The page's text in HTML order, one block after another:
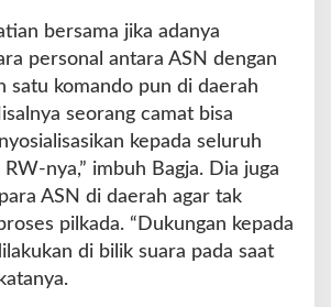
S
l
a
t
a
n
bersama jika adanya
personal antara ASN dengan
satu komando pun di daerah
seorang camat bisa
kepada seluruh
nya,” imbuh Bagja. Dia juga
ASN di daerah agar tak
pilkada. “Dukungan kepada
di bilik suara pada saat